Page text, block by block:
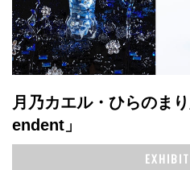
月乃カエル・ひらのま
endent」